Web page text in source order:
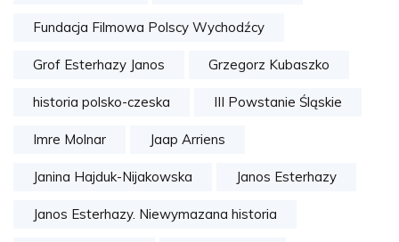
Fundacja Filmowa Polscy Wychodźcy
Grof Esterhazy Janos Grzegorz Kubaszko
historia polsko-czeska III Powstanie Śląskie
Imre Molnar Jaap Arriens
Janina Hajduk-Nijakowska Janos Esterhazy
Janos Esterhazy. Niewymazana historia